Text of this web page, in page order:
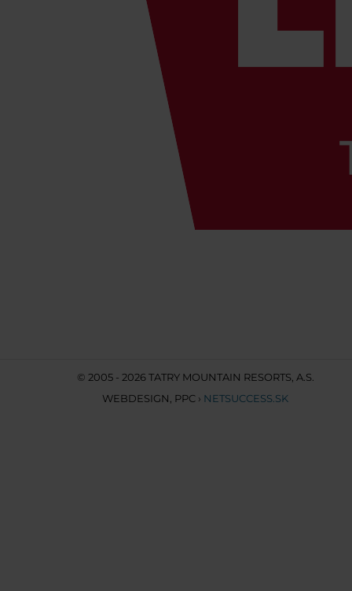
© 2005 - 2026 TATRY MOUNTAIN RESORTS, A.S.
WEBDESIGN PPC › NETSUCCESS.SK